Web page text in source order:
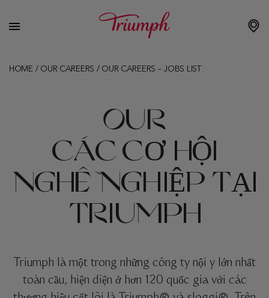
HOME/ OUR CAREERS / OUR CAREERS – JOBS LIST
OUR
CÁC CƠ HỘI
NGHỀ NGHIỆP TẠI
TRIUMPH
Triumph là một trong những công ty nội y lớn nhất
toàn cầu, hiện diện ở hơn 120 quốc gia với các